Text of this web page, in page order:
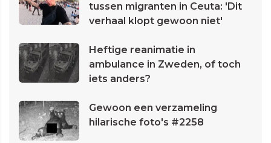
tussen migranten in Ceuta: 'Dit
verhaal klopt gewoon niet'
Heftige reanimatie in
ambulance in Zweden, of toch
iets anders?
Gewoon een verzameling
hilarische foto's #2258